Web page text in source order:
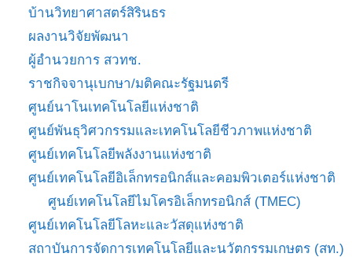
บ้านวิทยาศาสตร์สิรินธร
ผลงานวิจัยพัฒนา
ผู้อำนวยการ สวทช.
ราชกิจจานุเบกษา/มติคณะรัฐมนตรี
ศูนย์นาโนเทคโนโลยีแห่งชาติ
ศูนย์พันธุวิศวกรรมและเทคโนโลยีชีวภาพแห่งชาติ
ศูนย์เทคโนโลยีพลังงานแห่งชาติ
ศูนย์เทคโนโลยีอิเล็กทรอนิกส์และคอมพิวเตอร์แห่งชาติ
ศูนย์เทคโนโลยีไมโครอิเล็กทรอนิกส์ (TMEC)
ศูนย์เทคโนโลยีโลหะและวัสดุแห่งชาติ
สถาบันการจัดการเทคโนโลยีและนวัตกรรมเกษตร (สท.)